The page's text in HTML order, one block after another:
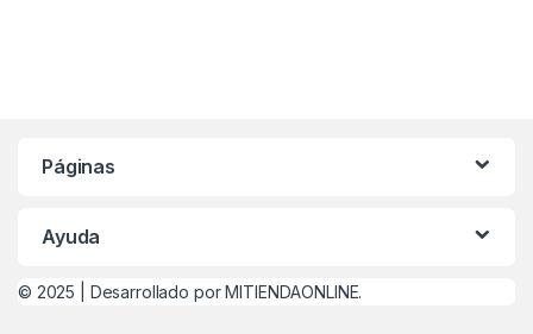
Páginas
Ayuda
© 2025 | Desarrollado por MITIENDAONLINE.